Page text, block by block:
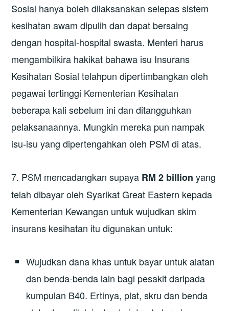
Sosial hanya boleh dilaksanakan selepas sistem
kesihatan awam dipulih dan dapat bersaing
dengan hospital-hospital swasta. Menteri harus
mengambilkira hakikat bahawa isu Insurans
Kesihatan Sosial telahpun dipertimbangkan oleh
pegawai tertinggi Kementerian Kesihatan
beberapa kali sebelum ini dan ditangguhkan
pelaksanaannya. Mungkin mereka pun nampak
isu-isu yang dipertengahkan oleh PSM di atas.
7. PSM mencadangkan supaya RM 2 billion yang
telah dibayar oleh Syarikat Great Eastern kepada
Kementerian Kewangan untuk wujudkan skim
insurans kesihatan itu digunakan untuk:
Wujudkan dana khas untuk bayar untuk alatan
dan benda-benda lain bagi pesakit daripada
kumpulan B40. Ertinya, plat, skru dan benda